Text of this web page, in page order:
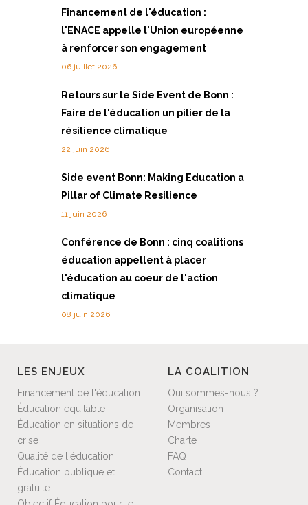
Financement de l'éducation :
l'ENACE appelle l'Union européenne
à renforcer son engagement
06 juillet 2026
Retours sur le Side Event de Bonn :
Faire de l'éducation un pilier de la
résilience climatique
22 juin 2026
Side event Bonn: Making Education a
Pillar of Climate Resilience
11 juin 2026
Conférence de Bonn : cinq coalitions
éducation appellent à placer
l'éducation au coeur de l'action
climatique
08 juin 2026
LES ENJEUX
Financement de l'éducation
Éducation équitable
Éducation en situations de
crise
Qualité de l'éducation
Éducation publique et
gratuite
LA COALITION
Qui sommes-nous ?
Organisation
Membres
Charte
FAQ
Contact